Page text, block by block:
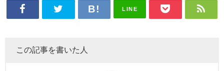
LINE
この記事を書いた人